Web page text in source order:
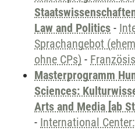
Law and Politics -
Sprachangebot
ohne CPs) -
Masterprogramm
Sciences:
Arts and Media [ab
- International